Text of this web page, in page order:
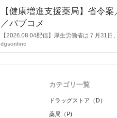
【健康増進支援薬局】省令
／パブコメ
【2026.08.04配信】厚生労働省は７月31日
した。受診勧奨を行った後に、当該医療機
dgsonline
カテゴリ一覧
ドラッグストア（D）
薬局（P)